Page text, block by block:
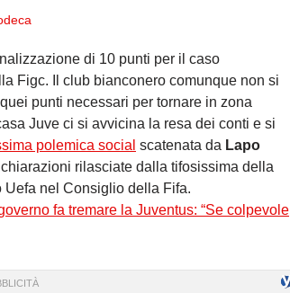
di 10 punti per il caso
Figc. Il club bianconero comunque non si
punti necessari per tornare in zona
Juve ci si avvicina la resa dei conti e si
polemica social scatenata da Lapo
rilasciate dalla tifosissima della
Uefa nel Consiglio della Fifa.
fa tremare la Juventus: “Se colpevole